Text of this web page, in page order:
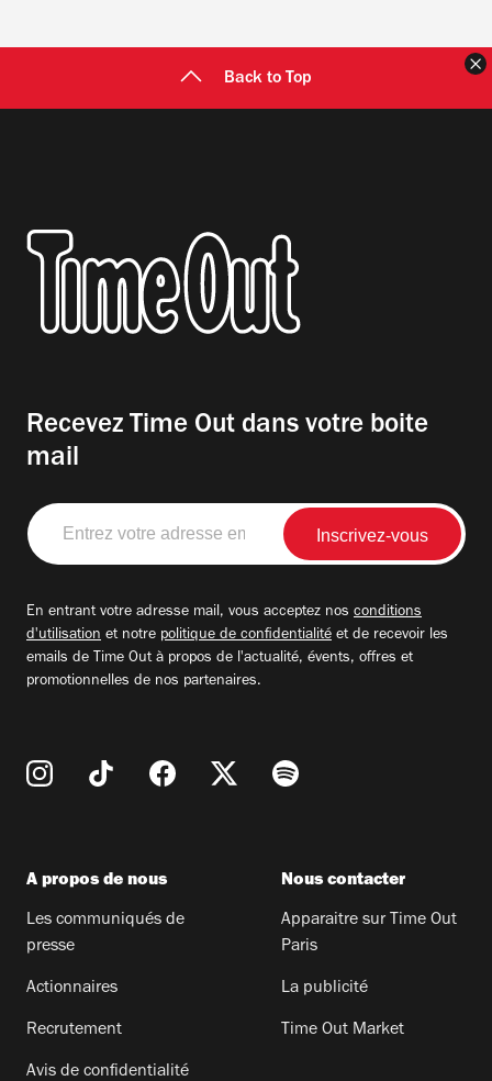
Back to Top
Recevez Time Out dans votre boite
mail
Entrez
votre
adresse
En entrant votre adresse mail, vous acceptez nos conditions
d'utilisation et notre politique de confidentialité et de recevoir les
emails de Time Out à propos de l'actualité, évents, offres et
promotionnelles de nos partenaires.
A propos de nous
Les communiqués de
presse
Actionnaires
Recrutement
Avis de confidentialité
Nous contacter
Apparaitre sur Time Out
Paris
La publicité
Time Out Market